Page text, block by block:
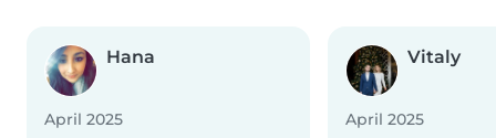
Hana
April 2025
Vitaly
April 2025